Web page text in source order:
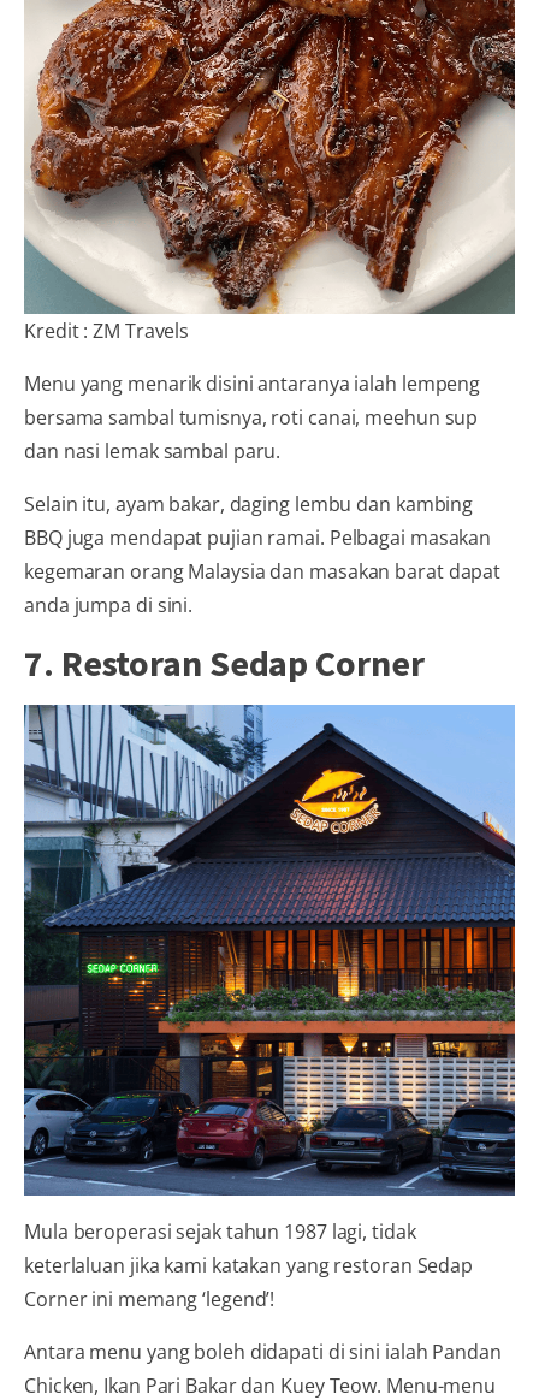
Kredit : ZM Travels
Menu yang menarik disini antaranya ialah lempeng
bersama sambal tumisnya, roti canai, meehun sup
dan nasi lemak sambal paru.
Selain itu, ayam bakar, daging lembu dan kambing
BBQ juga mendapat pujian ramai. Pelbagai masakan
kegemaran orang Malaysia dan masakan barat dapat
anda jumpa di sini.
7. Restoran Sedap Corner
Mula beroperasi sejak tahun 1987 lagi, tidak
keterlaluan jika kami katakan yang restoran Sedap
Corner ini memang ‘legend’!
Antara menu yang boleh didapati di sini ialah Pandan
Chicken, Ikan Pari Bakar dan Kuey Teow. Menu-menu